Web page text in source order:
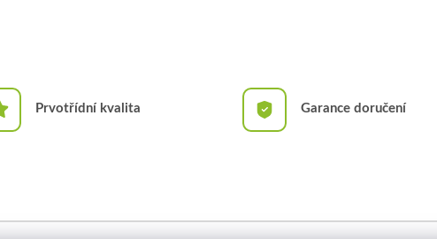
Prvotřídní kvalita Garance doručení